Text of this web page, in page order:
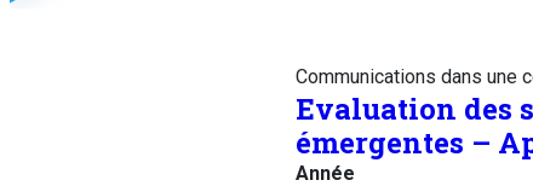
Communications dans une
Evaluation des
émergentes –
Année